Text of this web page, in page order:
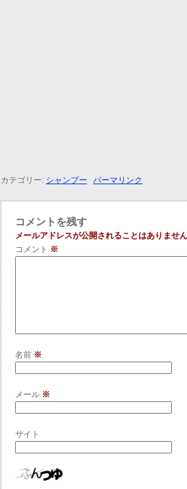
カテゴリー: シャンプー パーマリンク
コメントを残す
メールアドレスが公開されることはありません
コメント ※
名前 ※
メール ※
サイト